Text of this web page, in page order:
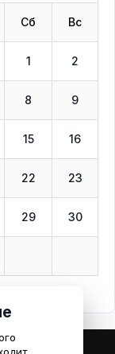
Сб Вс
1 2
8 9
15 16
22 23
29 30